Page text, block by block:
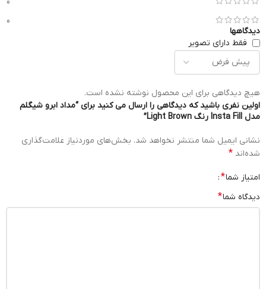
0
دیدگاهها
فقط دارای تصویر
هیچ دیدگاهی برای این محصول نوشته نشده است.
اولین نفری باشید که دیدگاهی را ارسال می کنید برای “مداد ابرو شیگلم
مدل Insta Fill رنگ Light Brown”
نشانی ایمیل شما منتشر نخواهد شد. بخش‌های موردنیاز علامت‌گذاری
شده‌اند *
امتیاز شما*
دیدگاه شما*